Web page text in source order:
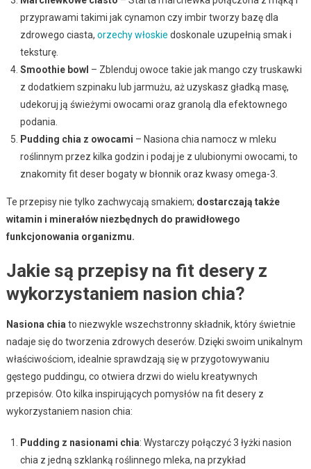
przyprawami takimi jak cynamon czy imbir tworzy bazę dla
zdrowego ciasta, orzechy włoskie doskonale uzupełnią smak i
teksturę.
Smoothie bowl – Zblenduj owoce takie jak mango czy truskawki
z dodatkiem szpinaku lub jarmużu, aż uzyskasz gładką masę,
udekoruj ją świeżymi owocami oraz granolą dla efektownego
podania.
Pudding chia z owocami – Nasiona chia namocz w mleku
roślinnym przez kilka godzin i podaj je z ulubionymi owocami, to
znakomity fit deser bogaty w błonnik oraz kwasy omega-3.
Te przepisy nie tylko zachwycają smakiem; dostarczają także
witamin i minerałów niezbędnych do prawidłowego
funkcjonowania organizmu.
Jakie są przepisy na fit desery z
wykorzystaniem nasion chia?
Nasiona chia to niezwykle wszechstronny składnik, który świetnie
nadaje się do tworzenia zdrowych deserów. Dzięki swoim unikalnym
właściwościom, idealnie sprawdzają się w przygotowywaniu
gęstego puddingu, co otwiera drzwi do wielu kreatywnych
przepisów. Oto kilka inspirujących pomysłów na fit desery z
wykorzystaniem nasion chia:
Pudding z nasionami chia: Wystarczy połączyć 3 łyżki nasion
chia z jedną szklanką roślinnego mleka, na przykład